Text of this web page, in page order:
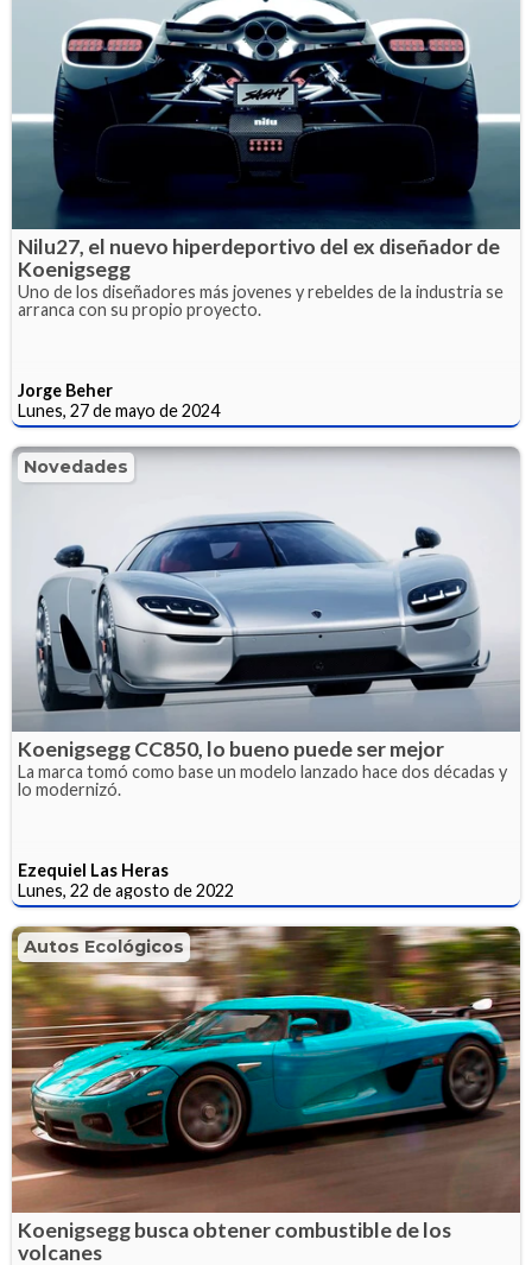
Nilu27, el nuevo hiperdeportivo del ex diseñador de
Koenigsegg
Uno de los diseñadores más jovenes y rebeldes de la industria se
arranca con su propio proyecto.
Jorge Beher
Lunes, 27 de mayo de 2024
Novedades
Koenigsegg CC850, lo bueno puede ser mejor
La marca tomó como base un modelo lanzado hace dos décadas y
lo modernizó.
Ezequiel Las Heras
Lunes, 22 de agosto de 2022
Autos Ecológicos
Koenigsegg busca obtener combustible de los
volcanes